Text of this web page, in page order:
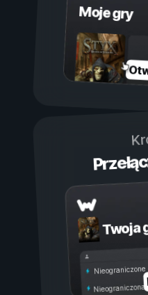
Moje gry
Twoja